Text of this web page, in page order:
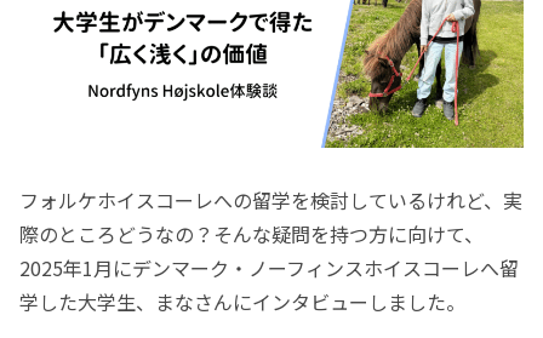
フォルケホイスコーレへの留学を検討しているけれど、実
際のところどうなの？そんな疑問を持つ方に向けて、
2025年1月にデンマーク・ノーフィンスホイスコーレへ留
学した大学生、まなさんにインタビューしました。